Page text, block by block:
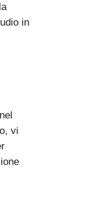
in
vi